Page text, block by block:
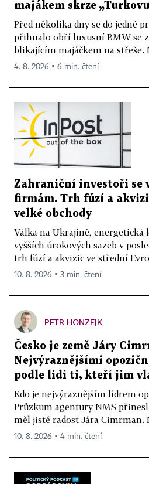
majákem skrze
Před několika dny se do jedné
přihnalo obří luxusní BMW se
blikajícím majáčkem na střeše.
4. 8. 2026 ▪ 6 min. čtení
Zahraniční investoři se
firmám. Trh fúzí a
velké obchody
Válka na Ukrajině, energetická
vyšších úrokových sazeb v
trh fúzí a akvizic ve střední
10. 8. 2026 ▪ 3 min. čtení
PETR HONZEJK
Česko je země Járy
Nejvýraznějšími
podle lidí ti, kteří jim
Kdo je nejvýraznějším lídrem
Průzkum agentury NMS
měl jistě radost Jára Cimrman.
10. 8. 2026 ▪ 4 min. čtení